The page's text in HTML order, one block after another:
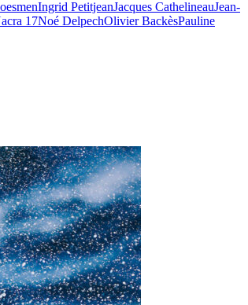
Ingrid PetitjeanJacques CathelineauJean-
17Noé DelpechOlivier BackèsPauline